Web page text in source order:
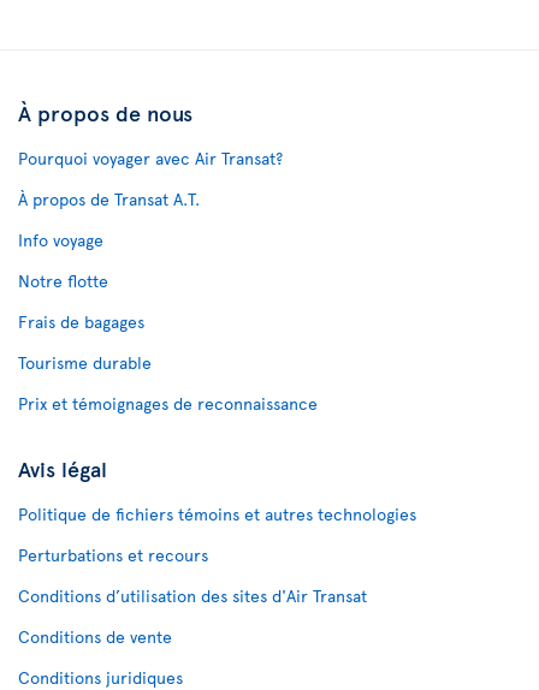
À propos de nous
Pourquoi voyager avec Air Transat?
À propos de Transat A.T.
Info voyage
Notre flotte
Frais de bagages
Tourisme durable
Prix et témoignages de reconnaissance
Avis légal
Politique de fichiers témoins et autres technologies
Perturbations et recours
Conditions d’utilisation des sites d'Air Transat
Conditions de vente
Conditions juridiques